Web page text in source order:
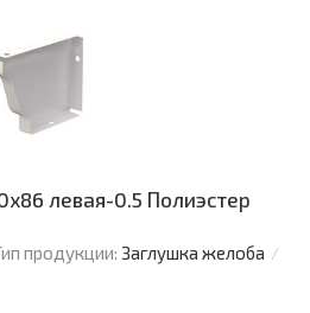
левая-0.5 Полиэстер
продукции: Заглушка желоба